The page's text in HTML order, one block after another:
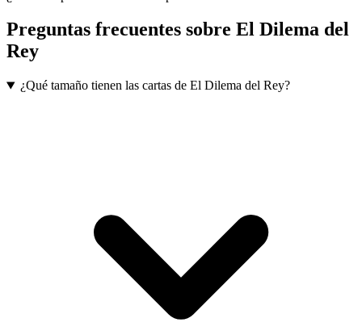
Preguntas frecuentes sobre El Dilema del
Rey
¿Qué tamaño tienen las cartas de El Dilema del Rey?